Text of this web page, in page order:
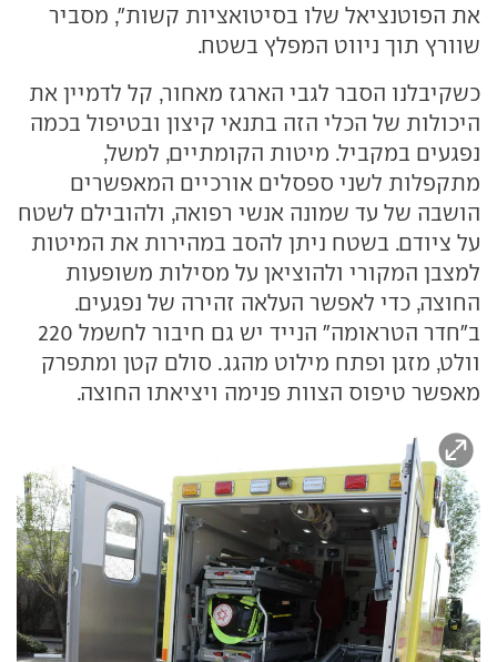
את הפוטנציאל שלו בסיטואציות קשות", מסביר
שוורץ תוך ניווט המפלץ בשטח.
כשקיבלנו הסבר לגבי הארגז מאחור, קל לדמיין את
היכולות של הכלי הזה בתנאי קיצון ובטיפול בכמה
נפגעים במקביל. מיטות הקומתיים, למשל,
מתקפלות לשני ספסלים אורכיים המאפשרים
הושבה של עד שמונה אנשי רפואה, ולהובילם לשטח
על ציודם. בשטח ניתן להסב במהירות את המיטות
למצבן המקורי ולהוציאן על מסילות משופעות
החוצה, כדי לאפשר העלאה זהירה של נפגעים.
ב"חדר הטראומה" הנייד יש גם חיבור לחשמל 220
וולט, מזגן ופתח מילוט מהגג. סולם קטן ומתפרק
מאפשר טיפוס הצוות פנימה ויציאתו החוצה.